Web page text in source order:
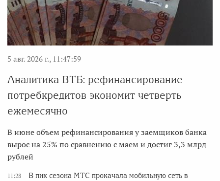
5 авг. 2026 г., 11:47:59
Аналитика ВТБ: рефинансирование
потребкредитов экономит четверть
ежемесячно
В июне объем рефинансирования у заемщиков банка
вырос на 25% по сравнению с маем и достиг 3,3 млрд
рублей
11:28
В пик сезона МТС прокачала мобильную сеть в